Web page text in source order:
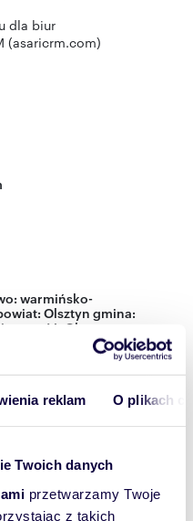
reklam O plikach
Twoich danych
przetwarzamy Twoje
z takich
dla biur
(asaricrm.com)
warmińsko-
Olsztyn gmina:
Olsztyn